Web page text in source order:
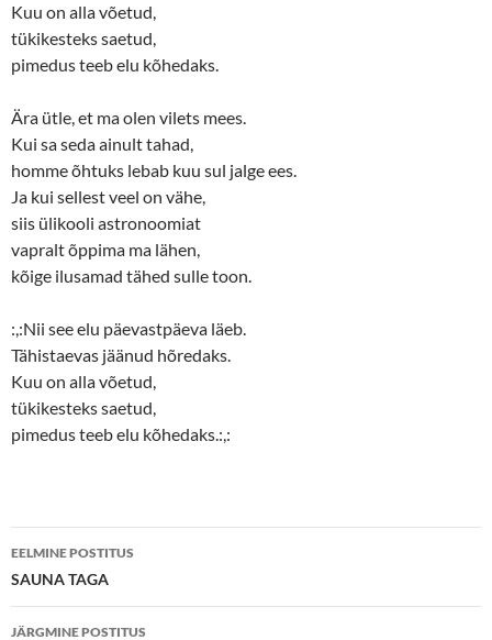
Kuu on alla võetud,
tükikesteks saetud,
pimedus teeb elu kõhedaks.
Ära ütle, et ma olen vilets mees.
Kui sa seda ainult tahad,
homme õhtuks lebab kuu sul jalge ees.
Ja kui sellest veel on vähe,
siis ülikooli astronoomiat
vapralt õppima ma lähen,
kõige ilusamad tähed sulle toon.
:,:Nii see elu päevastpäeva läeb.
Tähistaevas jäänud hõredaks.
Kuu on alla võetud,
tükikesteks saetud,
pimedus teeb elu kõhedaks.:,:
Postituste
töölaud
EELMINE POSTITUS
SAUNA TAGA
JÄRGMINE POSTITUS